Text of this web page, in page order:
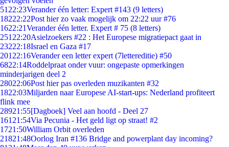
51 22:23Verander één letter: Expert #143 (9 letters)
18222:22Post hier zo vaak mogelijk om 22:22 uur #76
1622:21Verander één letter. Expert # 75 (8 letters)
251 22:20Asielzoekers #22 : Het Europese migratiepact gaat in
23222:18Israel en Gaza #17
201 22:16Verander een letter expert (7lettereditie) #50
6822:14Roddelpraat onder vuur: ongepaste opmerkingen
minderjarigen deel 2
28022:06Post hier pas overleden muzikanten #32
1822:03Miljarden naar Europese AI-start-ups: Nederland profiteert
flink mee
28921:55[Dagboek] Veel aan hoofd - Deel 27
161 21:54Via Pecunia - Het geld ligt op straat! #2
1721:50William Orbit overleden
21821:48Oorlog Iran #136 Bridge and powerplant day incoming?